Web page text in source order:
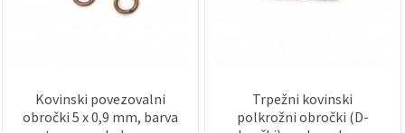
Kovinski povezovalni
obročki 5 x 0,9 mm, barva
Trpežni kovinski
polkrožni obročki (D-